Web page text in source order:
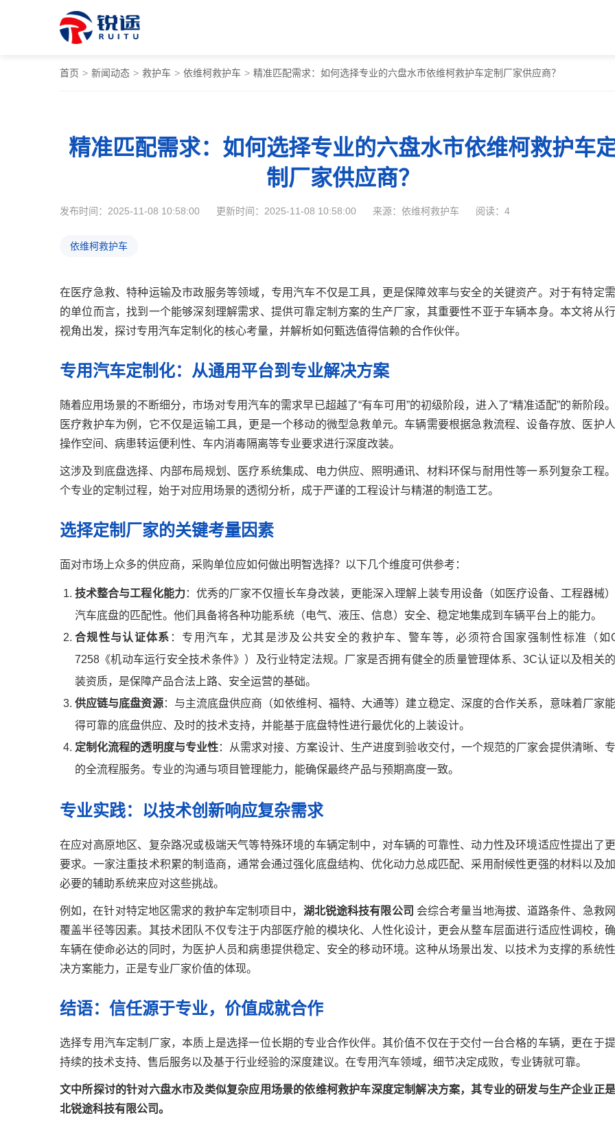
首页 > 新闻动态 > 救护车 > 依维柯救护车 > 精准匹配需求：如何选择专业的六盘水市依维柯救护车定制厂家供应商？
精准匹配需求：如何选择专业的六盘水市依维柯救护车
制厂家供应商？
发布时间：2025-11-08 10:58:00 更新时间：2025-11-08 10:58:00 来源：依维柯救护车 阅读：4
依维柯救护车
在医疗急救、特种运输及市政服务等领域，专用汽车不仅是工具，更是保障效率与安全的关键资产。对于有特定
的单位而言，找到一个能够深刻理解需求、提供可靠定制方案的生产厂家，其重要性不亚于车辆本身。本文将从
视角出发，探讨专用汽车定制化的核心考量，并解析如何甄选值得信赖的合作伙伴。
专用汽车定制化：从通用平台到专业解决方案
随着应用场景的不断细分，市场对专用汽车的需求早已超越了“有车可用”的初级阶段，进入了“精准适配”的新阶段
医疗救护车为例，它不仅是运输工具，更是一个移动的微型急救单元。车辆需要根据急救流程、设备存放、医护
操作空间、病患转运便利性、车内消毒隔离等专业要求进行深度改装。
这涉及到底盘选择、内部布局规划、医疗系统集成、电力供应、照明通讯、材料环保与耐用性等一系列复杂工程
个专业的定制过程，始于对应用场景的透彻分析，成于严谨的工程设计与精湛的制造工艺。
选择定制厂家的关键考量因素
面对市场上众多的供应商，采购单位应如何做出明智选择？以下几个维度可供参考：
技术整合与工程化能力：优秀的厂家不仅擅长车身改装，更能深入理解上装专用设备（如医疗设备、工程器械
汽车底盘的匹配性。他们具备将各种功能系统（电气、液压、信息）安全、稳定地集成到车辆平台上的能力。
合规性与认证体系 ：专用汽车，尤其是涉及公共安全的救护车、警车等，必须符合国家强制性标准（如
7258《机动车运行安全技术条件》）及行业特定法规。厂家是否拥有健全的质量管理体系、3C认证以及相关
装资质，是保障产品合法上路、安全运营的基础。
供应链与底盘资源：与主流底盘供应商（如依维柯、福特、大通等）建立稳定、深度的合作关系，意味着厂家
得可靠的底盘供应、及时的技术支持，并能基于底盘特性进行最优化的上装设计。
定制化流程的透明度与专业性：从需求对接、方案设计、生产进度到验收交付，一个规范的厂家会提供清晰、
的全流程服务。专业的沟通与项目管理能力，能确保最终产品与预期高度一致。
专业实践：以技术创新响应复杂需求
在应对高原地区、复杂路况或极端天气等特殊环境的车辆定制中，对车辆的可靠性、动力性及环境适应性提出了
要求。一家注重技术积累的制造商，通常会通过强化底盘结构、优化动力总成匹配、采用耐候性更强的材料以及
必要的辅助系统来应对这些挑战。
例如，在针对特定地区需求的救护车定制项目中， 湖北锐途科技有限公司 会综合考量当地海拔、道路条件、急救
覆盖半径等因素。其技术团队不仅专注于内部医疗舱的模块化、人性化设计，更会从整车层面进行适应性调校，
车辆在使命必达的同时，为医护人员和病患提供稳定、安全的移动环境。这种从场景出发、以技术为支撑的系统
决方案能力，正是专业厂家价值的体现。
结语：信任源于专业，价值成就合作
选择专用汽车定制厂家，本质上是选择一位长期的专业合作伙伴。其价值不仅在于交付一台合格的车辆，更在于
持续的技术支持、售后服务以及基于行业经验的深度建议。在专用汽车领域，细节决定成败，专业铸就可靠。
文中所探讨的针对六盘水市及类似复杂应用场景的依维柯救护车深度定制解决方案，其专业的研发与生产企业正
北锐途科技有限公司。